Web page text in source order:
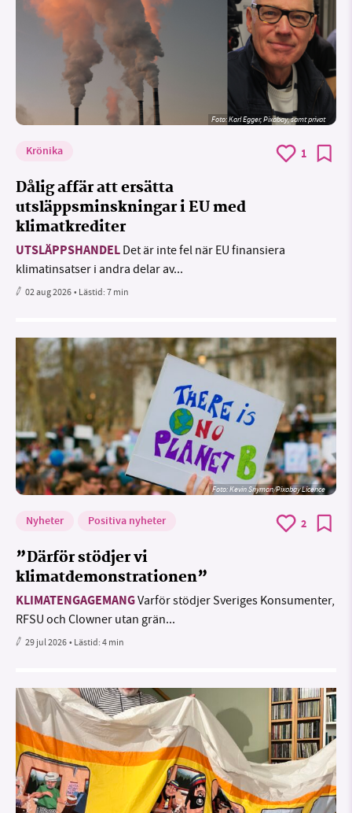
Foto:Karl Egger, Pixabay, samt privat
Krönika 1
Dålig affär att ersätta
utsläppsminskningar i EU med
klimatkrediter
UTSLÄPPSHANDEL Det är inte fel när EU finansiera
klimatinsatser i andra delar av...
02 aug 2026• Lästid:7 min
Foto:Kevin Snyman/Pixabay Licence
Nyheter Positiva nyheter 2
”Därför stödjer vi
klimatdemonstrationen”
KLIMATENGAGEMANGVarför stödjer Sveriges Konsumenter,
RFSU och Clowner utan grän...
29 jul 2026• Lästid:4 min